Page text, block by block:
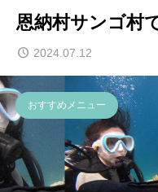
恩納村サンゴ村
2024.07.12
おすすめメニュー